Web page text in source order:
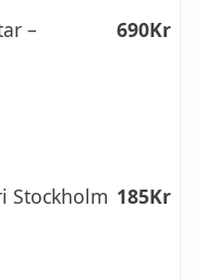
–
690Kr
Stockholm 185Kr